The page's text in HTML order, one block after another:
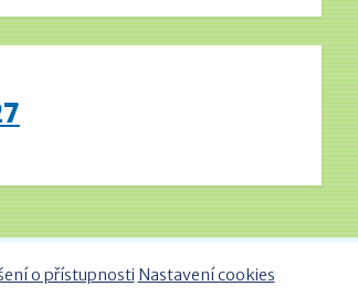
o přístupnosti Nastavení cookies